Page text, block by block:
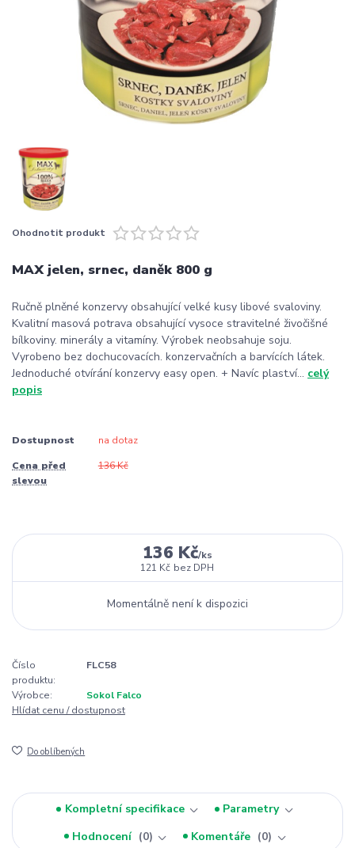
Ohodnotit produkt
MAX jelen, srnec, daněk 800 g
Ručně plněné konzervy obsahující velké kusy libové svaloviny.
Kvalitní masová potrava obsahující vysoce stravitelné živočišné
bílkoviny. minerály a vitamíny. Výrobek neobsahuje soju.
Vyrobeno bez dochucovacích. konzervačních a barvících látek.
Jednoduché otvírání konzervy easy open. + Navíc plast.ví... celý
popis
Dostupnost na dotaz
Cena před
slevou
136 Kč
136 Kč/ks
121 Kč bez DPH
Momentálně není k dispozici
Číslo
produktu:
FLC58
Výrobce:
Sokol Falco
Hlídat cenu / dostupnost
Do oblíbených
Kompletní specifikace
Parametry
Hodnocení
0 Komentáře 0